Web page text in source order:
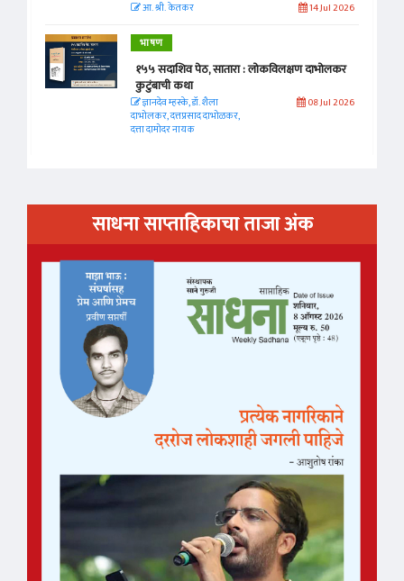
आ. श्री. केतकर 14 Jul 2026
भाषण
१५५ सदाशिव पेठ, सातारा : लोकविलक्षण दाभोलकर
कुटुंबाची कथा
ज्ञानदेव म्हस्के, डॉ. शैला
दाभोलकर, दत्तप्रसाद दाभोळकर,
दत्ता दामोदर नायक
08 Jul 2026
साधना साप्ताहिकाचा ताजा अंक